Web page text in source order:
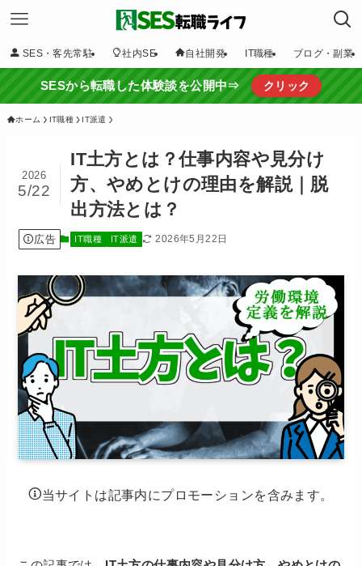
SES・客先常駐 社内SE 自社開発 IT職種 ブログ・副業
SESから転職した体験談を公開中⇒ クリック
ホーム IT職種 IT派遣
IT土方とは？仕事内容や見分け
方、やめとけの理由を解説｜脱
出方法とは？
2026
5/22
広告 IT職種 IT派遣 2026年5月22日
当サイトは記事内にプロモーションを含みます。